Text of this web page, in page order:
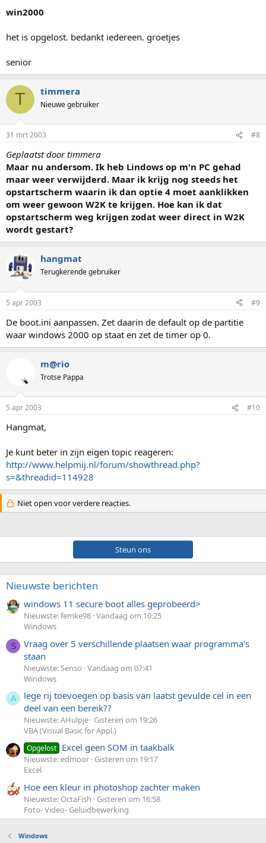
win2000
het is opgelost. bedankt iedereen. groetjes
senior
T timmera
Nieuwe gebruiker
31 mrt 2003 #8
Geplaatst door timmera
Maar nu andersom. Ik heb Lindows op m'n PC gehad
maar weer verwijderd. Maar ik krijg nog steeds het
opstartscherm waarin ik dan optie 4 moet aanklikken
om weer gewoon W2K te krijgen. Hoe kan ik dat
opstartscherm weg krijgen zodat weer direct in W2K
wordt gestart?
hangmat
Terugkerende gebruiker
5 apr 2003 #9
De boot.ini aanpassen. Zet daarin de default op de partitie
waar windows 2000 op staat en zet de timer op 0.
m@rio
Trotse Pappa
5 apr 2003 #10
Hangmat,
Je kunt beter in zijn eigen topic reageren:
http://www.helpmij.nl/forum/showthread.php?
s=&threadid=114928
Niet open voor verdere reacties.
Steun ons
Nieuwste berichten
windows 11 secure boot alles geprobeerd>
Nieuwste: femke98 Vandaag om 10:25
Windows
S
Vraag over 5 verschillende plaatsen waar programma's
staan
Nieuwste: Senso Vandaag om 07:41
Windows
A
lege rij toevoegen op basis van laatst gevulde cel in een
deel van een bereik??
Nieuwste: AHulpje Gisteren om 19:26
VBA (Visual Basic for Appl.)
Opgelost Excel geen SOM in taakbalk
Nieuwste: edmoor Gisteren om 19:17
Excel
Hoe een kleur in photoshop zachter maken
Nieuwste: OctaFish
Gisteren om 16:58
Foto- Video- Geluidbewerking
Windows